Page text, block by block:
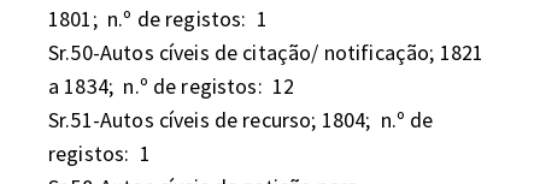
1801;  n.º de registos:  1
Sr.50-Autos cíveis de citação/ notificação; 1821
a 1834;  n.º de registos:  12
Sr.51-Autos cíveis de recurso; 1804;  n.º de
registos:  1